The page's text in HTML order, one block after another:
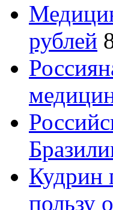
рублей
Кудрин
пользу